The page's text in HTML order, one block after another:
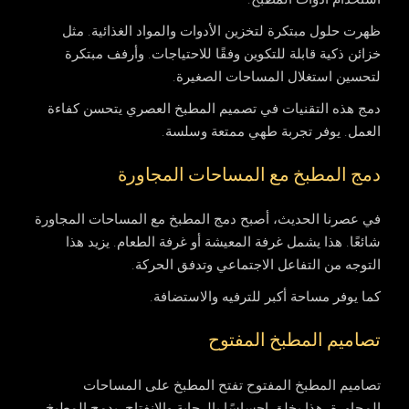
ظهرت حلول مبتكرة لتخزين الأدوات والمواد الغذائية. مثل
خزائن ذكية قابلة للتكوين وفقًا للاحتياجات. وأرفف مبتكرة
لتحسين استغلال المساحات الصغيرة.
دمج هذه التقنيات في تصميم المطبخ العصري يتحسن كفاءة
العمل. يوفر تجربة طهي ممتعة وسلسة.
دمج المطبخ مع المساحات المجاورة
في عصرنا الحديث، أصبح دمج المطبخ مع المساحات المجاورة
شائعًا. هذا يشمل غرفة المعيشة أو غرفة الطعام. يزيد هذا
التوجه من التفاعل الاجتماعي وتدفق الحركة.
كما يوفر مساحة أكبر للترفيه والاستضافة.
تصاميم المطبخ المفتوح
تصاميم المطبخ المفتوح تفتح المطبخ على المساحات